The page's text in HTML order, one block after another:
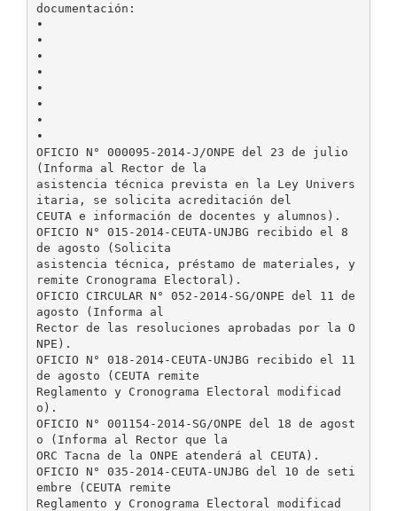
documentación:
•
•
•
•
•
•
•
•
OFICIO N° 000095-2014-J/ONPE del 23 de julio
(Informa al Rector de la
asistencia técnica prevista en la Ley Univers
itaria, se solicita acreditación del
CEUTA e información de docentes y alumnos).
OFICIO N° 015-2014-CEUTA-UNJBG recibido el 8
de agosto (Solicita
asistencia técnica, préstamo de materiales, y
remite Cronograma Electoral).
OFICIO CIRCULAR N° 052-2014-SG/ONPE del 11 de
agosto (Informa al
Rector de las resoluciones aprobadas por la O
NPE).
OFICIO N° 018-2014-CEUTA-UNJBG recibido el 11
de agosto (CEUTA remite
Reglamento y Cronograma Electoral modificad
o).
OFICIO N° 001154-2014-SG/ONPE del 18 de agost
o (Informa al Rector que la
ORC Tacna de la ONPE atenderá al CEUTA).
OFICIO N° 035-2014-CEUTA-UNJBG del 10 de seti
embre (CEUTA remite
Reglamento y Cronograma Electoral modificad